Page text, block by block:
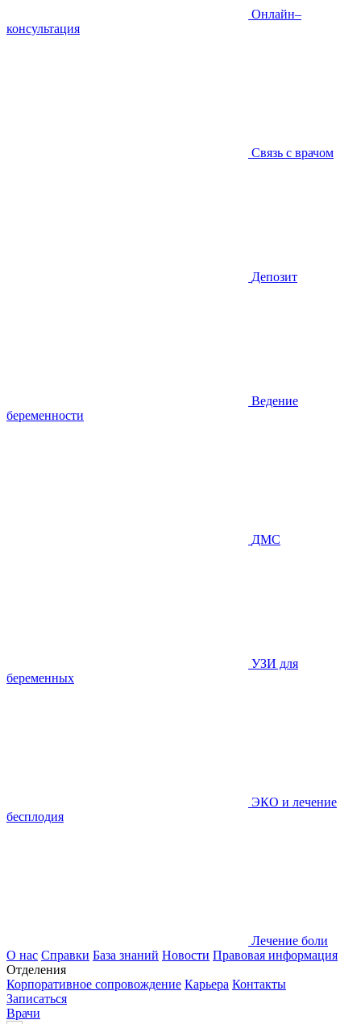
Онлайн–
консультация
Связь с врачом
Депозит
Ведение
беременности
ДМС
УЗИ для
беременных
ЭКО и лечение
бесплодия
Лечение боли
О нас Справки База знаний Новости Правовая информация
Отделения
Корпоративное сопровождение Карьера Контакты
Записаться
Врачи